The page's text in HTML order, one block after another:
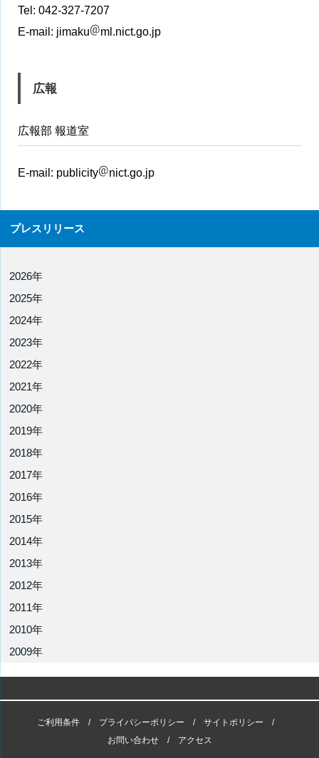
Tel: 042-327-7207
E-mail: jimaku ml.nict.go.jp
広報
広報部 報道室
E-mail: publicity nict.go.jp
プレスリリース
2026年
2025年
2024年
2023年
2022年
2021年
2020年
2019年
2018年
2017年
2016年
2015年
2014年
2013年
2012年
2011年
2010年
2009年
ご利用条件 プライバシーポリシー
サイトポリシー
お問い合わせ
アクセス